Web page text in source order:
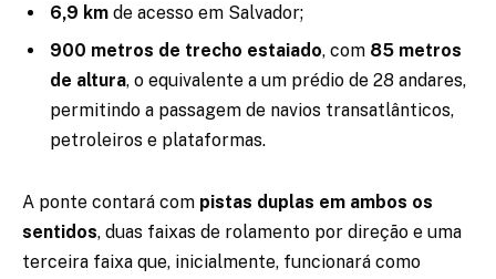
6,9 km de acesso em Salvador;
900 metros de trecho estaiado, com 85 metros
de altura, o equivalente a um prédio de 28 andares,
permitindo a passagem de navios transatlânticos,
petroleiros e plataformas.
A ponte contará com pistas duplas em ambos os
sentidos, duas faixas de rolamento por direção e uma
terceira faixa que, inicialmente, funcionará como